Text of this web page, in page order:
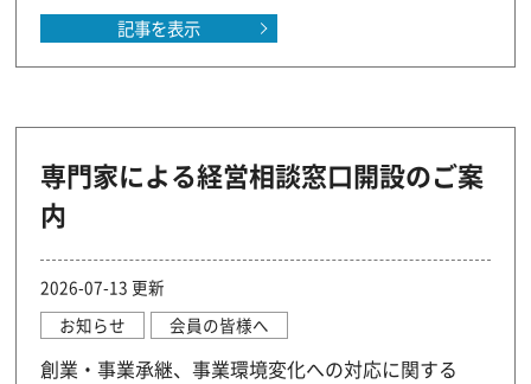
記事を表示
専門家による経営相談窓口開設のご案
内
2026-07-13 更新
お知らせ
会員の皆様へ
創業・事業承継、事業環境変化への対応に関する